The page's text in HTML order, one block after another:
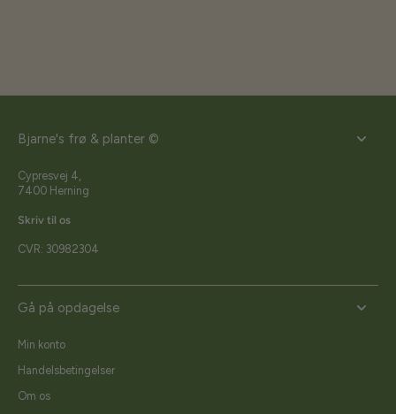
Bjarne's frø & planter ©
Cypresvej 4,
7400 Herning
Skriv til os
CVR: 30982304
Gå på opdagelse
Min konto
Handelsbetingelser
Om os